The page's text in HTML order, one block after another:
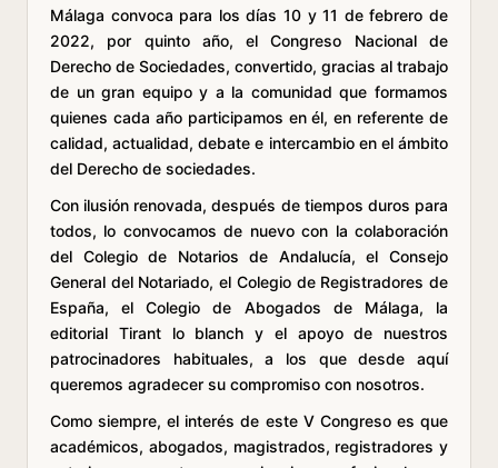
Málaga convoca para los días 10 y 11 de febrero de
2022, por quinto año, el Congreso Nacional de
Derecho de Sociedades, convertido, gracias al trabajo
de un gran equipo y a la comunidad que formamos
quienes cada año participamos en él, en referente de
calidad, actualidad, debate e intercambio en el ámbito
del Derecho de sociedades.
Con ilusión renovada, después de tiempos duros para
todos, lo convocamos de nuevo con la colaboración
del Colegio de Notarios de Andalucía, el Consejo
General del Notariado, el Colegio de Registradores de
España, el Colegio de Abogados de Málaga, la
editorial Tirant lo blanch y el apoyo de nuestros
patrocinadores habituales, a los que desde aquí
queremos agradecer su compromiso con nosotros.
Como siempre, el interés de este V Congreso es que
académicos, abogados, magistrados, registradores y